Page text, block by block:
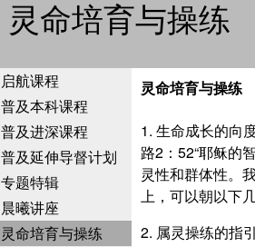
灵命培育与操练
启航课程
普及本科课程
普及进深课程
普及延伸导督计划
专题特辑
晨曦讲座
灵命培育与操练
灵命培育与操练
1. 生命成长的向
路2：52“耶稣的
灵性和群体性。
上，可以朝以下
2. 属灵操练的指